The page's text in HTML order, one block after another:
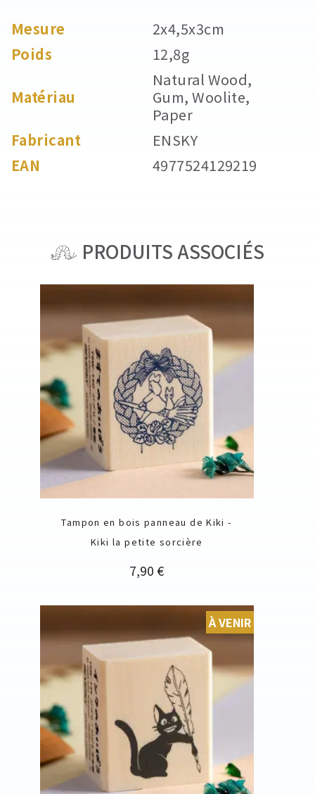
Mesure
2x4,5x3cm
Poids
12,8g
Matériau
Natural Wood,
Gum, Woolite,
Paper
Fabricant
ENSKY
EAN
4977524129219
PRODUITS ASSOCIÉS
Tampon en bois panneau de Kiki -
Kiki la petite sorcière
Prix
7,90 €
À VENIR